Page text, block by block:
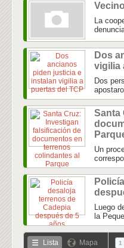
La
Dos
vigilia
Dos
Santa
Un
Luego
la
Lista Mapa 1